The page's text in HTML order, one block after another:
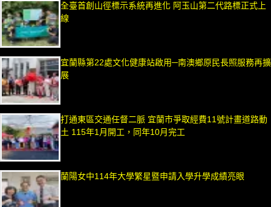
全臺首創山徑標示系統再進化 阿玉山第二代路標正式上
線
宜蘭縣第22處文化健康站啟用─南澳鄉原民長照服務再擴
展
打通東區交通任督二脈 宜蘭市爭取經費11號計畫道路動
土 115年1月開工，同年10月完工
蘭陽女中114年大學繁星暨申請入學升學成績亮眼